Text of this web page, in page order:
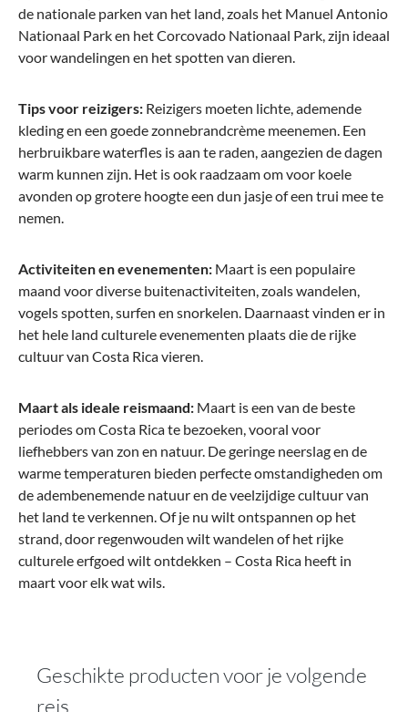
de nationale parken van het land, zoals het Manuel Antonio
Nationaal Park en het Corcovado Nationaal Park, zijn ideaal
voor wandelingen en het spotten van dieren.
Tips voor reizigers: Reizigers moeten lichte, ademende
kleding en een goede zonnebrandcrème meenemen. Een
herbruikbare waterfles is aan te raden, aangezien de dagen
warm kunnen zijn. Het is ook raadzaam om voor koele
avonden op grotere hoogte een dun jasje of een trui mee te
nemen.
Activiteiten en evenementen: Maart is een populaire
maand voor diverse buitenactiviteiten, zoals wandelen,
vogels spotten, surfen en snorkelen. Daarnaast vinden er in
het hele land culturele evenementen plaats die de rijke
cultuur van Costa Rica vieren.
Maart als ideale reismaand: Maart is een van de beste
periodes om Costa Rica te bezoeken, vooral voor
liefhebbers van zon en natuur. De geringe neerslag en de
warme temperaturen bieden perfecte omstandigheden om
de adembenemende natuur en de veelzijdige cultuur van
het land te verkennen. Of je nu wilt ontspannen op het
strand, door regenwouden wilt wandelen of het rijke
culturele erfgoed wilt ontdekken – Costa Rica heeft in
maart voor elk wat wils.
Geschikte producten voor je volgende
reis